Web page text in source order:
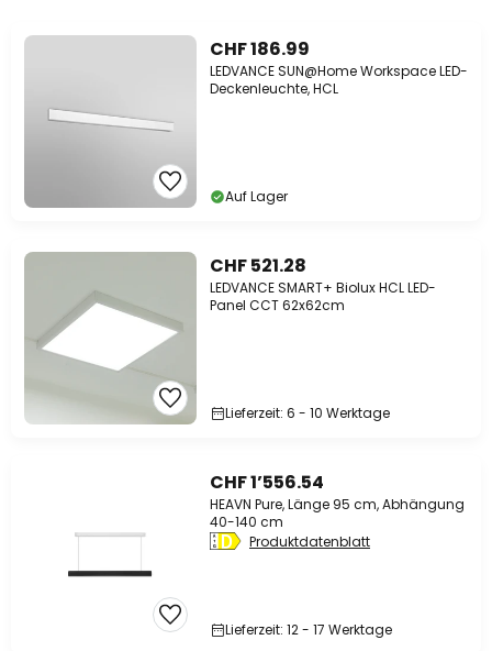
CHF 186.99
LEDVANCE SUN@Home Workspace LED-
Deckenleuchte, HCL
Auf Lager
CHF 521.28
LEDVANCE SMART+ Biolux HCL LED-
Panel CCT 62x62cm
Lieferzeit: 6 - 10 Werktage
CHF 1’556.54
HEAVN Pure, Länge 95 cm, Abhängung
40-140 cm
Produktdatenblatt
Lieferzeit: 12 - 17 Werktage